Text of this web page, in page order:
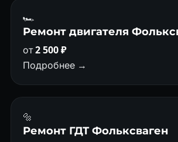
🏎
Ремонт двигателя
от2 500 ₽
Подробнее →
🔩
Ремонт ГДТ Фольксваген